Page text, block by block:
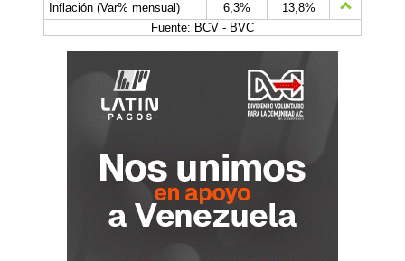
Inflación (Var% mensual)
6,3%
13,8%
Fuente: BCV - BVC